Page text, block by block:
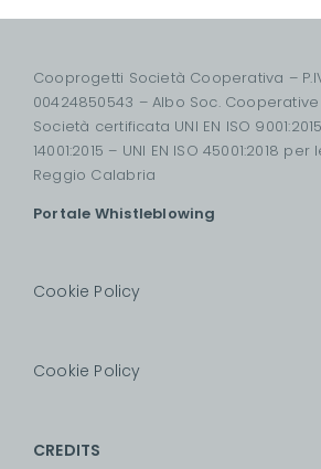
Cooprogetti Società Cooperativa –
00424850543 – Albo Soc. Cooperative
Società certificata UNI EN ISO
14001:2015 – UNI EN ISO 45001:2018
Reggio Calabria
Portale Whistleblowing
Cookie Policy
Cookie Policy
CREDITS